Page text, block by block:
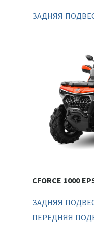
ЗАДНЯЯ
CFORCE 1000
ЗАДНЯЯ
ПЕРЕДНЯЯ